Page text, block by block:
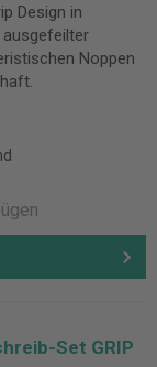
Design in
ausgefeilter
Noppen
Set GRIP